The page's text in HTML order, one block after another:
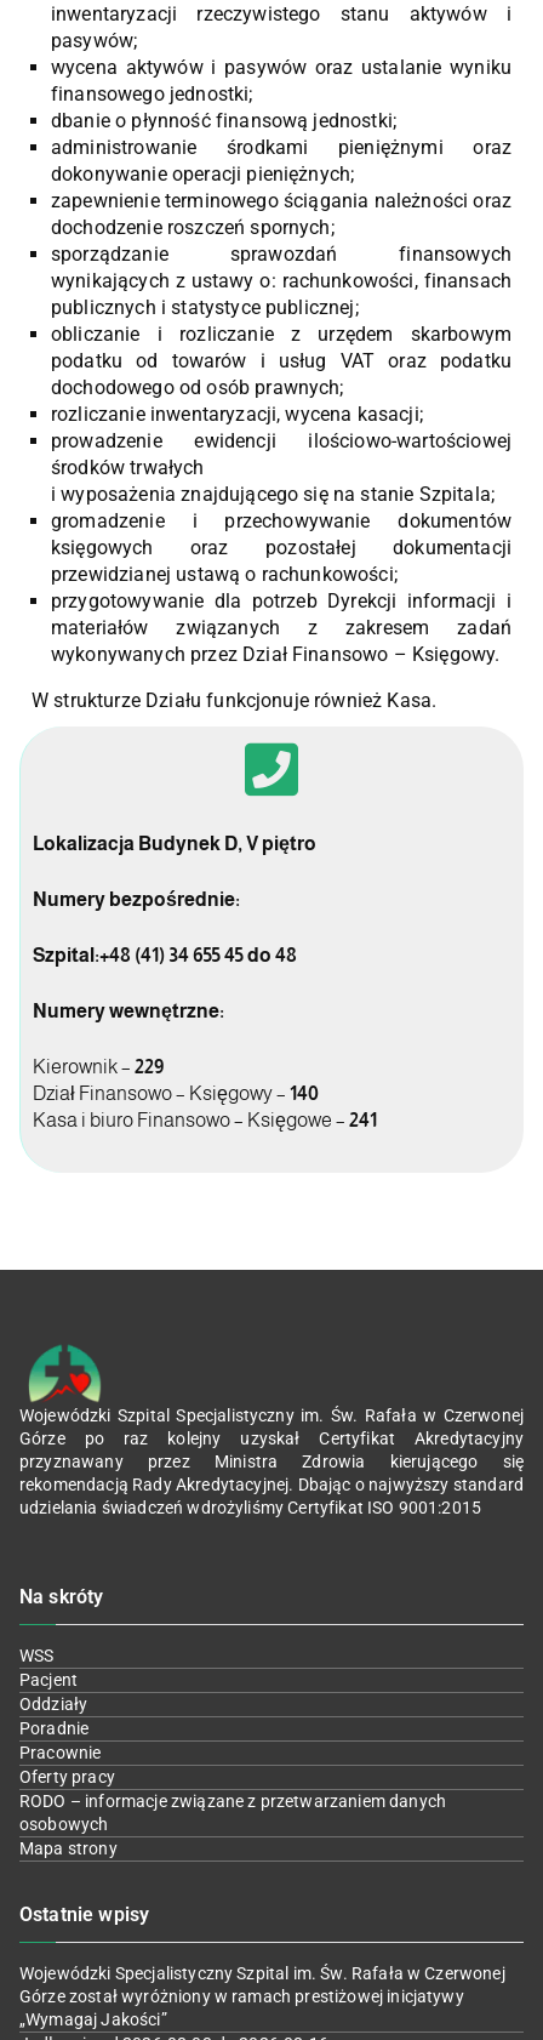
inwentaryzacji rzeczywistego stanu aktywów i
pasywów;
wycena aktywów i pasywów oraz ustalanie wyniku
finansowego jednostki;
dbanie o płynność finansową jednostki;
administrowanie środkami pieniężnymi oraz
dokonywanie operacji pieniężnych;
zapewnienie terminowego ściągania należności oraz
dochodzenie roszczeń spornych;
sporządzanie sprawozdań finansowych
wynikających z ustawy o: rachunkowości, finansach
publicznych i statystyce publicznej;
obliczanie i rozliczanie z urzędem skarbowym
podatku od towarów i usług VAT oraz podatku
dochodowego od osób prawnych;
rozliczanie inwentaryzacji, wycena kasacji;
prowadzenie ewidencji ilościowo-wartościowej
środków trwałych
i wyposażenia znajdującego się na stanie Szpitala;
gromadzenie i przechowywanie dokumentów
księgowych oraz pozostałej dokumentacji
przewidzianej ustawą o rachunkowości;
przygotowywanie dla potrzeb Dyrekcji informacji i
materiałów związanych z zakresem zadań
wykonywanych przez Dział Finansowo – Księgowy.
W strukturze Działu funkcjonuje również Kasa.
Lokalizacja Budynek D, V piętro
Numery bezpośrednie:
Szpital:+48 (41) 34 655 45 do 48
Numery wewnętrzne:
Kierownik – 229
Dział Finansowo – Księgowy – 140
Kasa i biuro Finansowo – Księgowe – 241
Wojewódzki Szpital Specjalistyczny im. Św. Rafała w Czerwonej
Górze po raz kolejny uzyskał Certyfikat Akredytacyjny
przyznawany przez Ministra Zdrowia kierującego się
rekomendacją Rady Akredytacyjnej. Dbając o najwyższy standard
udzielania świadczeń wdrożyliśmy Certyfikat ISO 9001:2015
Na skróty
WSS
Pacjent
Oddziały
Poradnie
Pracownie
Oferty pracy
RODO – informacje związane z przetwarzaniem danych
osobowych
Mapa strony
Ostatnie wpisy
Wojewódzki Specjalistyczny Szpital im. Św. Rafała w Czerwonej
Górze został wyróżniony w ramach prestiżowej inicjatywy
„Wymagaj Jakości”